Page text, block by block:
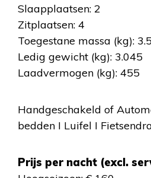
Slaapplaatsen: 2
Zitplaatsen: 4
Toegestane massa (kg):
Ledig gewicht (kg): 3.045
Laadvermogen (kg): 455
Handgeschakeld of
bedden I Luifel I
Prijs per nacht (excl.